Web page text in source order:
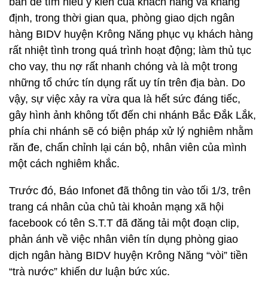
định, trong thời gian qua, phòng giao dịch ngân
hàng BIDV huyện Krông Năng phục vụ khách hàng
rất nhiệt tình trong quá trình hoạt động; làm thủ tục
cho vay, thu nợ rất nhanh chóng và là một trong
những tổ chức tín dụng rất uy tín trên địa bàn. Do
vậy, sự việc xảy ra vừa qua là hết sức đáng tiếc,
gây hình ảnh không tốt đến chi nhánh Bắc Đắk Lắk,
phía chi nhánh sẽ có biện pháp xử lý nghiêm nhằm
răn đe, chấn chỉnh lại cán bộ, nhân viên của mình
một cách nghiêm khắc.
Trước đó, Báo Infonet đã thông tin vào tối 1/3, trên
trang cá nhân của chủ tài khoản mạng xã hội
facebook có tên S.T.T đã đăng tải một đoạn clip,
phản ánh về việc nhân viên tín dụng phòng giao
dịch ngân hàng BIDV huyện Krông Năng “vòi” tiền
“trà nước” khiến dư luận bức xúc.